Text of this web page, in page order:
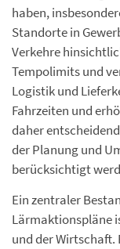
haben,
Standorte in
Verkehre
Tempolimits und
Logistik und
Fahrzeiten und
daher
der Planung und
berücksichtigt
Ein zentraler
Lärmaktionspläne
und der